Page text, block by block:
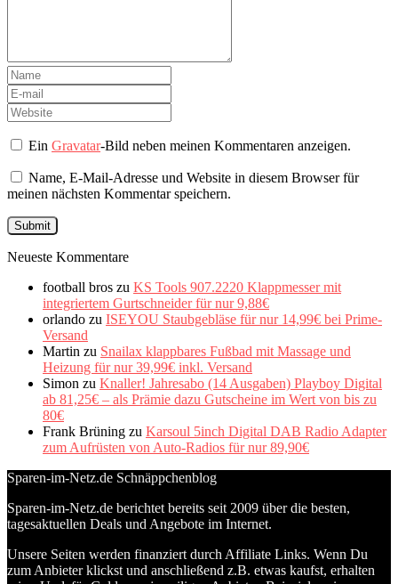
EinGravatar-Bild neben meinen Kommentaren anzeigen.
Name, E-Mail-Adresse und Website in diesem Browser für
meinen nächsten Kommentar speichern.
Neueste Kommentare
football bros zu KS Tools 907.2220 Klappmesser mit
integriertem Gurtschneider für nur 9,88€
orlando zu ISEYOU Staubgebläse für nur 14,99€ bei Prime-
Versand
Martin zu Snailax klappbares Fußbad mit Massage und
Heizung für nur 39,99€ inkl. Versand
Simon zu Knaller! Jahresabo (14 Ausgaben) Playboy Digital
ab 81,25€ – als Prämie dazu Gutscheine im Wert von bis zu
80€
Frank Brüning zu Karsoul 5inch Digital DAB Radio Adapter
zum Aufrüsten von Auto-Radios für nur 89,90€
Sparen-im-Netz.de Schnäppchenblog
Sparen-im-Netz.de berichtet bereits seit 2009 über die besten,
tagesaktuellen Deals und Angebote im Internet.
Unsere Seiten werden finanziert durch Affiliate Links. Wenn Du
zum Anbieter klickst und anschließend z.B. etwas kaufst, erhalten